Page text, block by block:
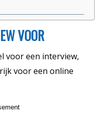
VOOR
voor een interview,
voor een online